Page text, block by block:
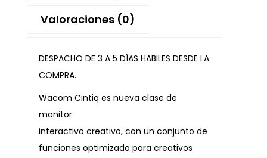
Valoraciones (0)
DESPACHO DE 3 A 5 DÍAS HABILES DESDE LA
COMPRA.
Wacom Cintiq es nueva clase de
monitor
interactivo creativo, con un conjunto de
funciones optimizado para creativos